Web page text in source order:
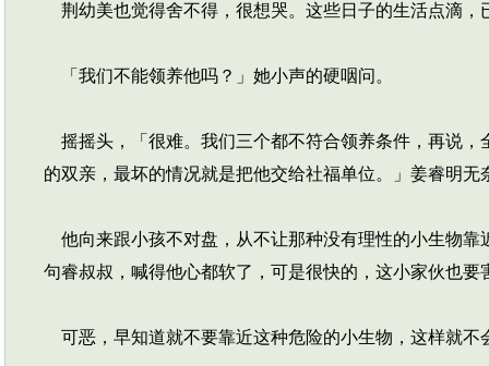
荆幼美也觉得舍不得，很想哭。这些日子的生活点滴
「我们不能领养他吗？」她小声的硬咽问。
摇摇头，「很难。我们三个都不符合领养条件，再说，
的双亲，最坏的情况就是把他交给社福单位。」姜睿明无
他向来跟小孩不对盘，从不让那种没有理性的小生物靠
句睿叔叔，喊得他心都软了，可是很快的，这小家伙也要
可恶，早知道就不要靠近这种危险的小生物，这样就